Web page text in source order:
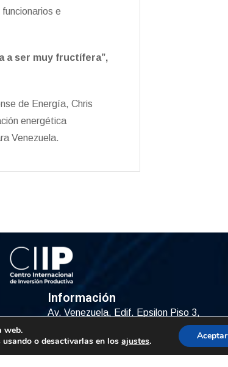
e
a ser muy fructífera”,
de Energía, Chris
energética
Venezuela.
Información
Av. Venezuela, Edif. Epsilon Piso 3,
Oficina 3-2, Sector el Rosal, Chacao.
Caracas, Código Postal 1064
Info@observatorio.gob.ve
web.
usando o desactivarlas en losajustes. Aceptar